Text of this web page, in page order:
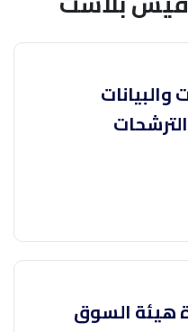
هيئة السوق